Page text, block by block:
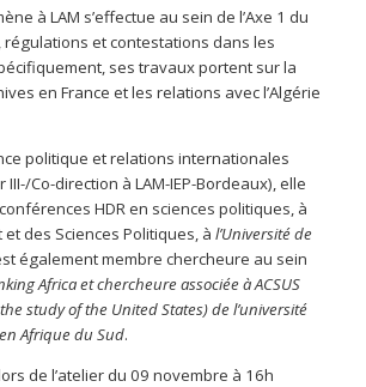
à LAM s’effectue au sein de l’Axe 1 du
régulations et contestations dans les
ses travaux portent sur la
en France et les relations avec l’Algérie
politique et relations internationales
III-/Co-direction à LAM-IEP-Bordeaux), elle
HDR en sciences politiques, à
et des Sciences Politiques, à l’Université de
également membre chercheure au sein
Africa et chercheure associée à ACSUS
study of the United States) de l’université
Afrique du Sud.
de l’atelier du 09 novembre à 16h